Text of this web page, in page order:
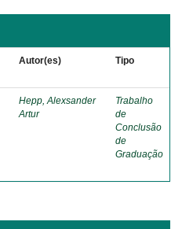
Autor(es) Tipo
Hepp, Alexsander
Artur
Trabalho
de
Conclusão
de
Graduação